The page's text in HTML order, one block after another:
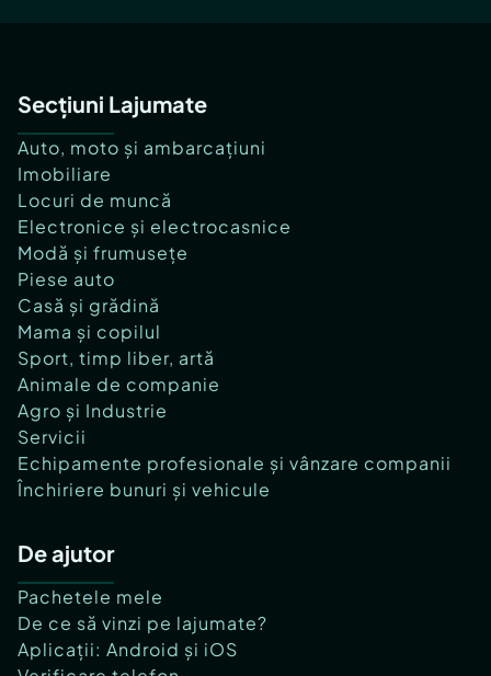
Secțiuni Lajumate
Auto, moto și ambarcațiuni
Imobiliare
Locuri de muncă
Electronice și electrocasnice
Modă și frumusețe
Piese auto
Casă și grădină
Mama și copilul
Sport, timp liber, artă
Animale de companie
Agro și Industrie
Servicii
Echipamente profesionale și vânzare companii
Închiriere bunuri și vehicule
De ajutor
Pachetele mele
De ce să vinzi pe lajumate?
Aplicații: Android și iOS